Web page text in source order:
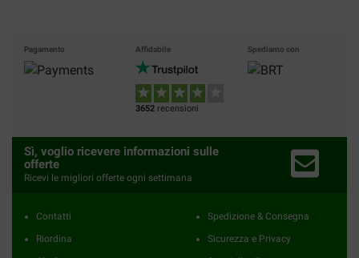
Pagamento Affidabile
3652 recensioni
Spediamo con
Sì, voglio ricevere informazioni sulle
offerte
Ricevi le migliori offerte ogni settimana
Contatti
Riordina
Spedizione & Consegna
Sicurezza e Privacy